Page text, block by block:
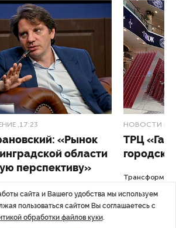
,17:23
«Рынок
области
перспективу»
Ленинградской
Барановским.
НОВОСТИ
ТРЦ
сайта и Вашего удобства мы используем
пользоваться сайтом Вы соглашаетесь с
обработки файлов куки.